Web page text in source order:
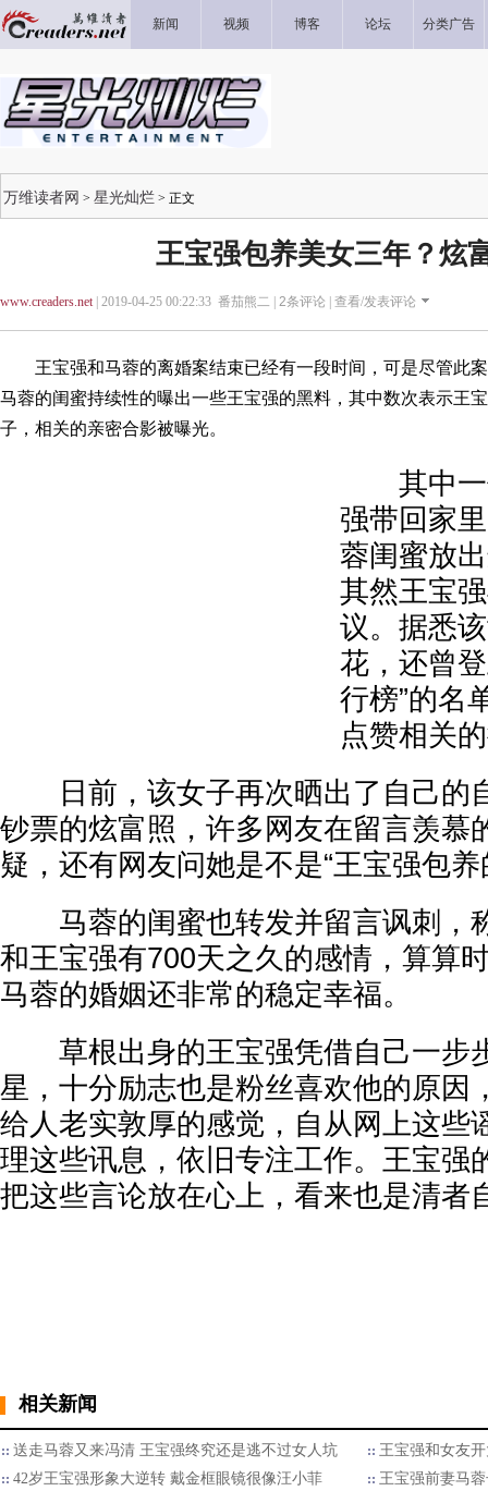
新闻 视频 博客 论坛 分类广告
万维读者网 > 星光灿烂 > 正文
王宝强包养美女三年？炫
www.creaders.net| 2019-04-25 00:22:33 番茄熊二 | 2条评论 | 查看/发表评论
王宝强和马蓉的离婚案结束已经有一段时间，可是尽管此案
马蓉的闺蜜持续性的曝出一些王宝强的黑料，其中数次表示王
子，相关的亲密合影被曝光。
其中一
强带回家
蓉闺蜜放
其然王宝
议。据悉
花，还曾
行榜”的名
点赞相关
日前，该女子再次晒出了自己的
钞票的炫富照，许多网友在留言羡慕
疑，还有网友问她是不是“王宝强包养
马蓉的闺蜜也转发并留言讽刺，
和王宝强有700天之久的感情，算算
马蓉的婚姻还非常的稳定幸福。
草根出身的王宝强凭借自己一步
星，十分励志也是粉丝喜欢他的原因
给人老实敦厚的感觉，自从网上这些
理这些讯息，依旧专注工作。王宝强
把这些言论放在心上，看来也是清者
相关新闻
送走马蓉又来冯清 王宝强终究还是逃不过女人坑
王宝强和女友
42岁王宝强形象大逆转 戴金框眼镜很像汪小菲
王宝强前妻马